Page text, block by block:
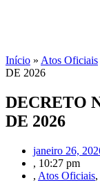
Início » Atos Oficiais
DE 2026
DECRETO
DE 2026
janeiro 26,
, 10:27 pm
, Atos Oficiais,